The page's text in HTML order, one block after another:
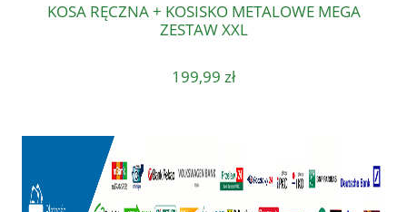
KOSA RĘCZNA + KOSISKO METALOWE MEGA
ZESTAW XXL
199,99 zł